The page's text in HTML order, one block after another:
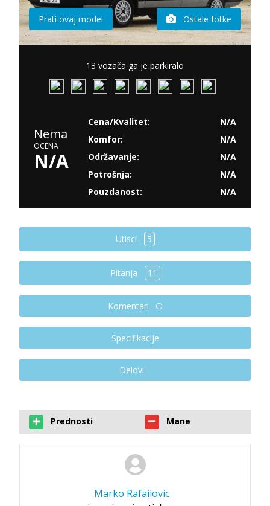
Prati ovaj model Ostale fotke
13 vozača ga je parkiralo
Nema
OCENA
N/A
Cena/Kvalitet:
N/A
Komfor:
N/A
Održavanje:
N/A
Potrošnja:
N/A
Pouzdanost:
N/A
Utisci 5
Pitanja 11
Komentari
Specifikacije
Delovi
Prednosti Mane
Marko Rafailovic